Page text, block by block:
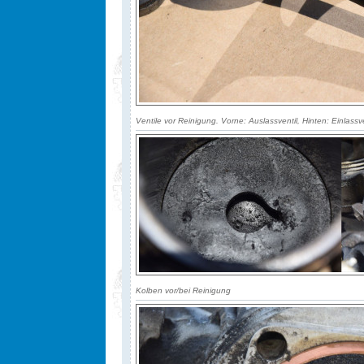
Ventile vor Reinigung. Vorne: Auslassventil, Hinten:
Kolben vor/bei Reinigung